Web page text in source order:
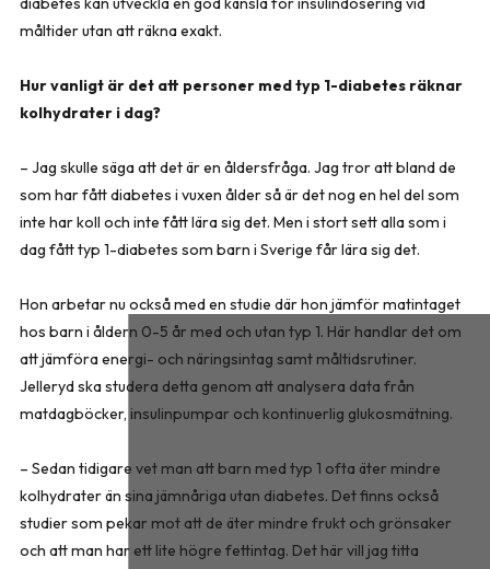
måltider utan att räkna exakt.
Hur vanligt är det att personer med typ 1-diabetes räknar
kolhydrater i dag?
– Jag skulle säga att det är en åldersfråga. Jag tror att bland de
som har fått diabetes i vuxen ålder så är det nog en hel del som
inte har koll och inte fått lära sig det. Men i stort sett alla som i
dag fått typ 1-diabetes som barn i Sverige får lära sig det.
Hon arbetar nu också med en studie där hon jämför matintaget
hos barn i åldern 0-5 år med och utan typ 1. Här handlar det om
att jämföra energi- och näringsintag samt måltidsrutiner.
Jelleryd ska studera detta genom att analysera data från
matdagböcker, insulinpumpar och kontinuerlig glukosmätning.
– Sedan tidigare vet man att barn med typ 1 ofta äter mindre
kolhydrater än sina jämnåriga utan diabetes. Det finns också
studier som pekar mot att de äter mindre frukt och grönsaker
och att man har ett lite högre fettintag. Det här vill jag titta